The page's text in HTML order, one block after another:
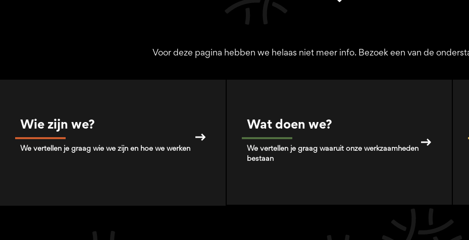
Voor deze pagina hebben we helaas niet meer info. Bezoek een van de
Wie zijn we?
We vertellen je graag wie we zijn en hoe we werken
Wat doen we?
We vertellen je graag waaruit onze werkzaamheden
bestaan